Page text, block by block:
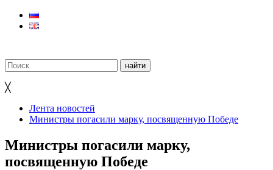
╳
Лента новостей
Министры погасили марку, посвященную Победе
Министры погасили марку,
посвященную Победе